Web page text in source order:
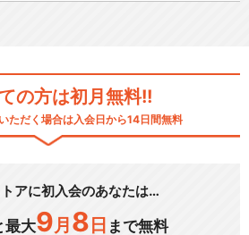
の方は初月無料!!
ただく場合は入会日から14日間無料
アに初入会のあなたは…
最大9 月 8 日 まで無料